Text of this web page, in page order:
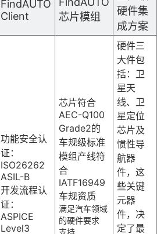
FindAUTO
Client
芯片模组
硬件集
成方案
功能安全认
证：
ISO26262
ASIL-B
开发流程认
证：
ASPICE
Level3
芯片符合
AEC-Q100
Grade2的
车规级标准
模组产线符
合
IATF16949
车规资质
满足汽车领域
的硬件要求
硬件三
大件包
括：卫
星天
线、卫
星定位
芯片及
惯性导
航器
件，这
些关键
元器
件，决
定了最